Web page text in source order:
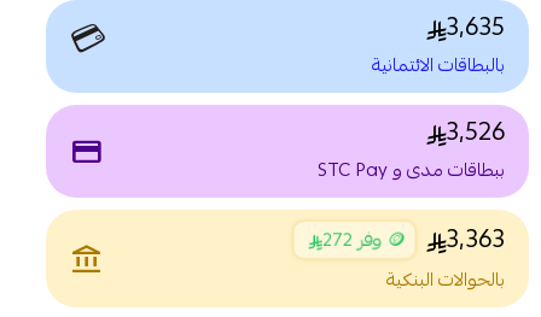
3,635
بالبطاقات الائتمانية 💳
3,526
ببطاقات مدى و STC Pay payment
3,363 🪙 وفر 272
بالحوالات البنكية
account_balance